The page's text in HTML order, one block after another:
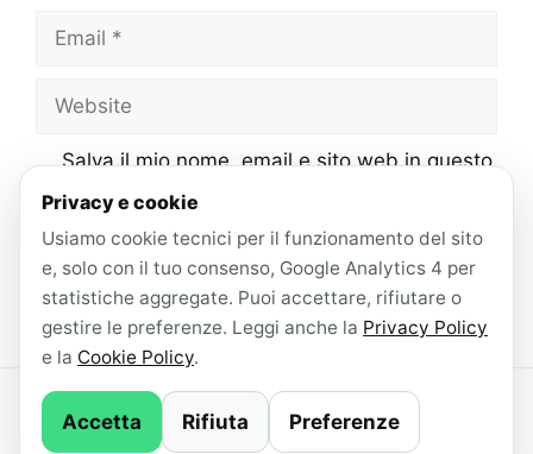
Email
Website
Salva il mio nome, email e sito web in questo
browser per la prossima volta che
commento.
© 2026 AndroidLab · Contenuti redatti con il
supporto di IA ·Newsletter·Privacy Policy
Privacy e cookie
Usiamo cookie tecnici per il funzionamento del sito
e, solo con il tuo consenso, Google Analytics 4 per
statistiche aggregate. Puoi accettare, rifiutare o
gestire le preferenze. Leggi anche la Privacy Policy
e la Cookie Policy.
Accetta Rifiuta Preferenze